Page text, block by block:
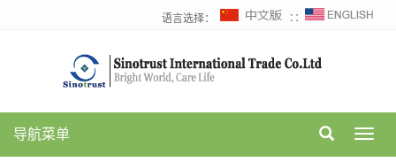
语言选择： ∷
导航菜单